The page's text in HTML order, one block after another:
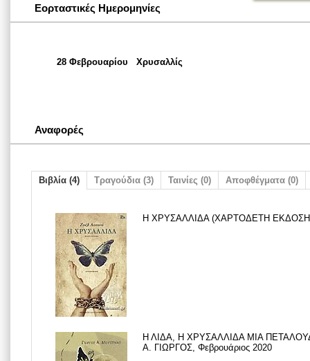
Εορταστικές Ημερομηνίες
28 Φεβρουαρίου Χρυσαλλίς
Αναφορές
Βιβλία (4) Τραγούδια (3) Ταινίες (0) Αποφθέγματα (0)
Η ΧΡΥΣΑΛΛΙΔΑ (ΧΑΡΤΟΔΕΤΗ
Η ΛΙΔΑ, Η ΧΡΥΣΑΛΛΙΔΑ ΜΙΑ
Α. ΓΙΩΡΓΟΣ, Φεβρουάριος 2020